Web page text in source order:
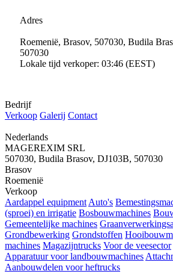
Adres
Roemenië, Brasov, 507030, Budila
507030
Lokale tijd verkoper: 03:46 (EEST)
Bedrijf
Verkoop Galerij Contact
Nederlands
MAGEREXIM SRL
507030, Budila Brasov, DJ103B, 507030
Brasov
Roemenië
Verkoop
Aardappel equipment Auto's
(sproei) en irrigatie Bosbouwmachines
Gemeentelijke machines
Grondbewerking Grondstoffen
machines Magazijntrucks Voor de veesector
Apparatuur voor landbouwmachines
Aanbouwdelen voor heftrucks